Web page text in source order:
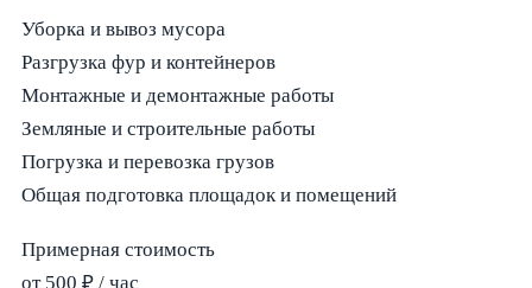
Уборка и вывоз мусора
Разгрузка фур и контейнеров
Монтажные и демонтажные работы
Земляные и строительные работы
Погрузка и перевозка грузов
Общая подготовка площадок и помещений
Примерная стоимость
от 500 ₽ / час